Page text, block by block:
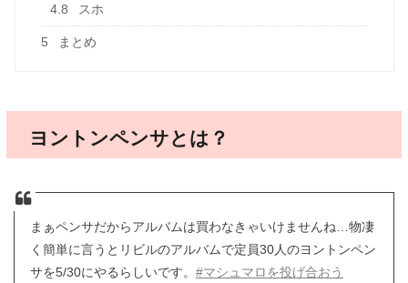
4.8 スホ
5 まとめ
ヨントンペンサとは？
まぁペンサだからアルバムは買わなきゃいけませんね…物凄
く簡単に言うとリビルのアルバムで定員30人のヨントンペン
サを5/30にやるらしいです。 #マシュマロを投げ合おう